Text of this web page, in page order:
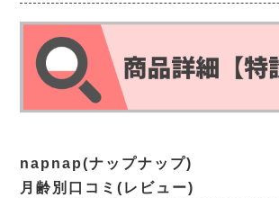
napnap(ナップナップ)
月齢別口コミ(レビュー)